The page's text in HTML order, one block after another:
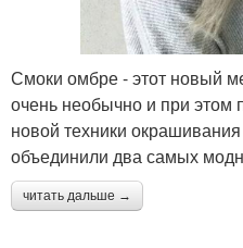
Смоки омбре - этот новый
очень необычно и при этом
новой техники
объединили два самых
читать дальше →